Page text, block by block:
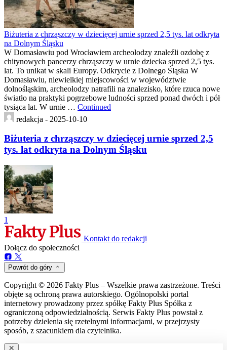
Biżuteria z chrząszczy w dziecięcej urnie sprzed 2,5 tys. lat odkryta
na Dolnym Śląsku
W Domasławiu pod Wrocławiem archeolodzy znaleźli ozdobę z
chitynowych pancerzy chrząszczy w urnie dziecka sprzed 2,5 tys.
lat. To unikat w skali Europy. Odkrycie z Dolnego Śląska W
Domasławiu, niewielkiej miejscowości w województwie
dolnośląskim, archeolodzy natrafili na znalezisko, które rzuca nowe
światło na praktyki pogrzebowe ludności sprzed ponad dwóch i pół
tysiąca lat. W urnie … Continued
redakcja - 2025-10-10
Biżuteria z chrząszczy w dziecięcej urnie sprzed 2,5
tys. lat odkryta na Dolnym Śląsku
1
Kontakt do redakcji
Dołącz do społeczności
Powrót do góry
Copyright © 2026 Fakty Plus – Wszelkie prawa zastrzeżone. Treści
objęte są ochroną prawa autorskiego. Ogólnopolski portal
internetowy prowadzony przez spółkę Fakty Plus Spółka z
ograniczoną odpowiedzialnością. Serwis Fakty Plus powstał z
potrzeby dzielenia się rzetelnymi informacjami, w przejrzysty
sposób, z szacunkiem dla czytelnika.